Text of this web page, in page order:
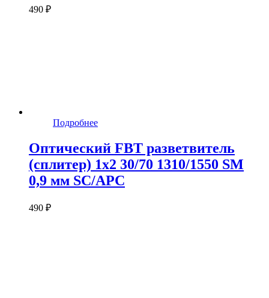
490 ₽
Подробнее
Оптический FBT разветвитель
(сплитер) 1x2 30/70 1310/1550 SM
0,9 мм SC/APC
490 ₽